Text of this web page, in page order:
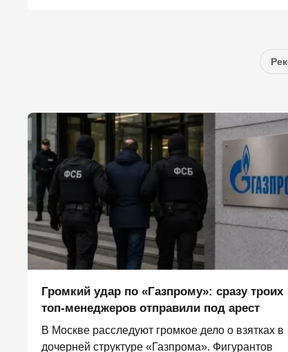
Громкий удар по «Газпрому»: сразу троих
топ-менеджеров отправили под арест
В Москве расследуют громкое дело о взятках в
дочерней структуре «Газпрома». Фигурантов